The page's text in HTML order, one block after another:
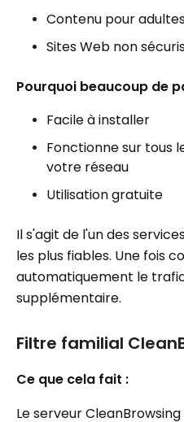
Contenu pour
Sites Web non
Pourquoi beaucoup de
Facile à installer
Fonctionne sur tous
votre réseau
Utilisation gratuite
Il s'agit de l'un des
les plus fiables. Une fois
automatiquement le
supplémentaire.
Filtre familial
Ce que cela fait :
Le serveur